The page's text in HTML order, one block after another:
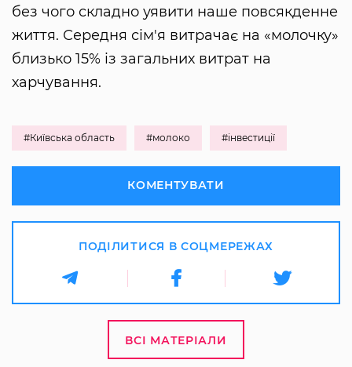
без чого складно уявити наше повсякденне
життя. Середня сім'я витрачає на «молочку»
близько 15% із загальних витрат на
харчування.
#Київська область #молоко #інвестиції
КОМЕНТУВАТИ
ПОДІЛИТИСЯ В СОЦМЕРЕЖАХ
ВСІ МАТЕРІАЛИ